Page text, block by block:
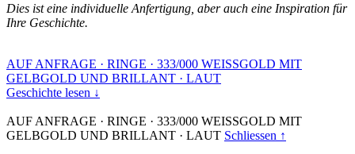
Dies ist eine individuelle Anfertigung, aber auch eine Inspiration für
Ihre Geschichte.
AUF ANFRAGE · RINGE · 333/000 WEISSGOLD MIT
GELBGOLD UND BRILLANT · LAUT
Geschichte lesen ↓
AUF ANFRAGE · RINGE · 333/000 WEISSGOLD MIT
GELBGOLD UND BRILLANT · LAUT Schliessen ↑